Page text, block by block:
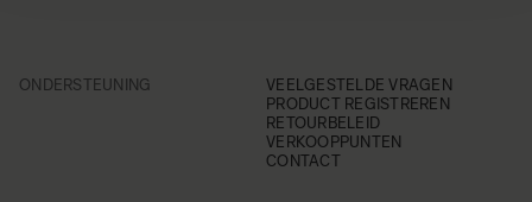
ONDERSTEUNING
VEELGESTELDE VRAGEN
PRODUCT REGISTREREN
RETOURBELEID
VERKOOPPUNTEN
CONTACT